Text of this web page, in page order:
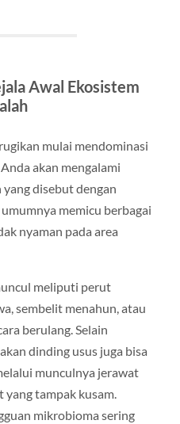
Awal Ekosistem
mulai mendominasi
akan mengalami
disebut dengan
memicu berbagai
nyaman pada area
meliputi perut
sembelit menahun, atau
berulang. Selain
dinding usus juga bisa
munculnya jerawat
yang tampak kusam.
mikrobioma sering